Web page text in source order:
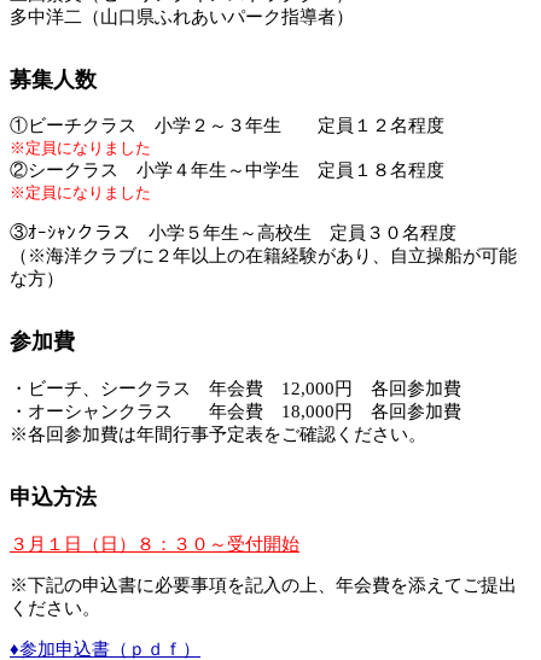
多中洋二（山口県ふれあいパーク指導者）
募集人数
①ビーチクラス 小学２～３年生 定員１２名程度
※定員になりました
②シークラス 小学４年生～中学生 定員１８名程度
※定員になりました
③ｵｰｼｬﾝクラス 小学５年生～高校生 定員３０名程度
（※海洋クラブに２年以上の在籍経験があり、自立操船が可能
な方）
参加費
・ビーチ、シークラス 年会費 12,000円 各回参加費
・オーシャンクラス 年会費 18,000円 各回参加費
※各回参加費は年間行事予定表をご確認ください。
申込方法
３月１日（日）８：３０～受付開始
※下記の申込書に必要事項を記入の上、年会費を添えてご提出
ください。
♦参加申込書（ｐｄｆ）